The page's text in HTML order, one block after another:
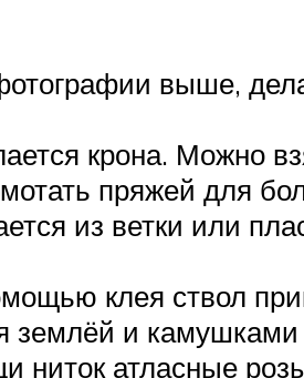
выше,
крона. Можно
пряжей для
из ветки или
клея ствол
землёй и
ниток атласные